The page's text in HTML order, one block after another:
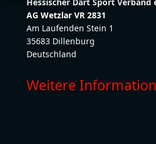
AG Wetzlar VR 2831
Am Laufenden Stein 1
35683 Dillenburg
Deutschland
Weitere